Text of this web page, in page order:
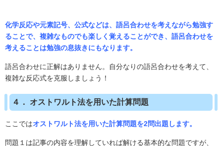
化学反応や元素記号、公式などは、語呂合わせを考えながら勉強す
ることで、複雑なものでも楽しく覚えることができ、語呂合わせを
考えることは勉強の息抜きにもなります。
語呂合わせに正解はありません。自分なりの語呂合わせを考えて、
複雑な反応式を克服しましょう！
４． オストワルト法を用いた計算問題
ここではオストワルト法を用いた計算問題を2問出題します。
問題１は記事の内容を理解していれば解ける基本的な問題ですが、